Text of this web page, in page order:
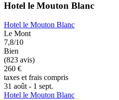
Hotel le Mouton Blanc
Hotel le Mouton Blanc
Le Mont
7,8/10
Bien
(823 avis)
260 €
taxes et frais compris
31 août - 1 sept.
Hotel le Mouton Blanc